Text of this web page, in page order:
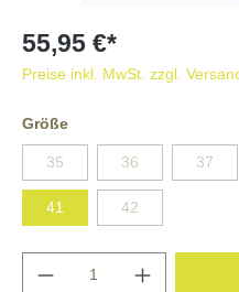
55,95 €*
Preise inkl. MwSt. zzgl.
Größe
35 36 37
41 42